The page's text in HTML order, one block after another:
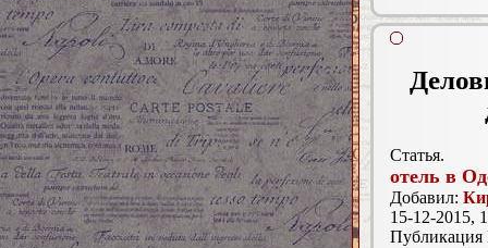
Статья.
отель в
Добавил:
15-12-2015,